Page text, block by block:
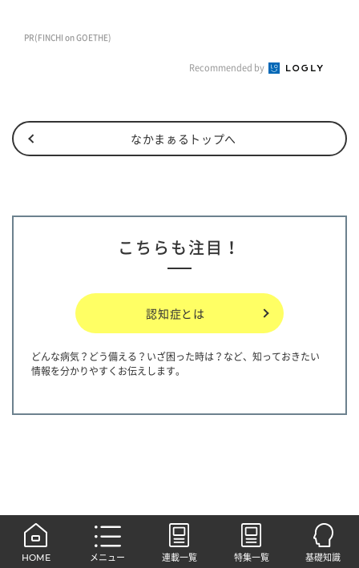
HOME メニュー 連載一覧 特集一覧 基礎知識
PR(FINCHI on GOETHE)
Recommended by
なかまぁるトップへ
こちらも注目！
認知症とは
どんな病気？どう備える？いざ困った時は？など、知っておきたい
情報を分かりやすくお伝えします。